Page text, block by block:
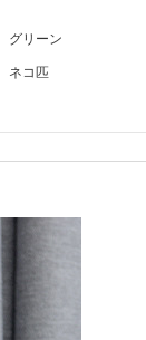
グリーン
ネコ匹